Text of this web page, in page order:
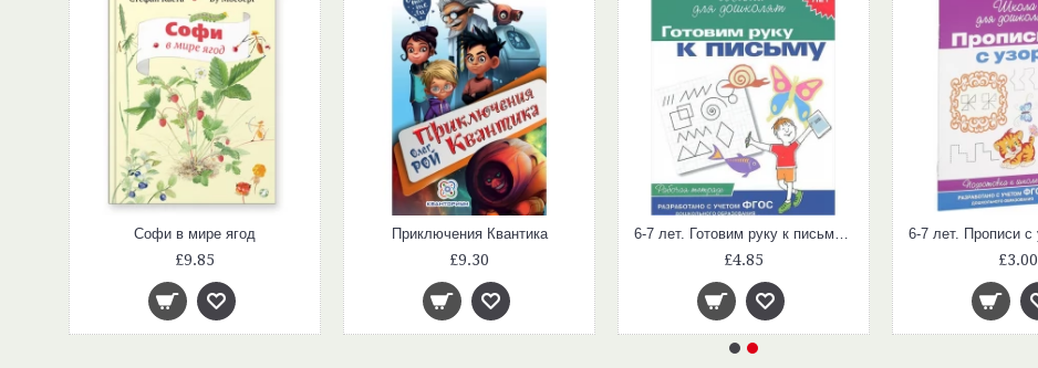
Софи в мире ягод
£9.85
Приключения Квантика
£9.30
6-7 лет. Готовим руку к письму (Раб.тетрадь. Школа для дошколят)
£4.85 £3.00